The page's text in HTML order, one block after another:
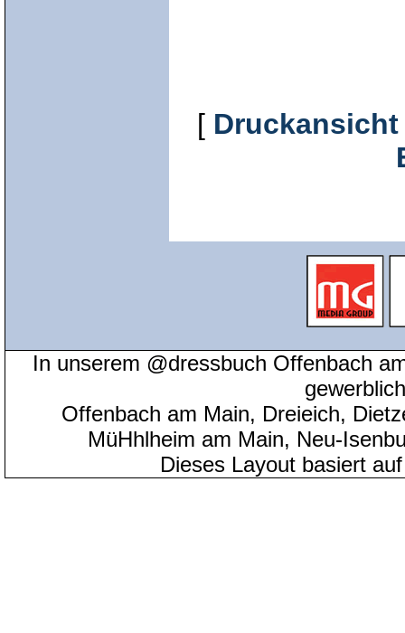
[ Druckansicht
In unserem @dressbuch Offenbach
Offenbach am Main, Dreieich,
MüHhlheim am Main, Neu-
Dieses Layout basiert